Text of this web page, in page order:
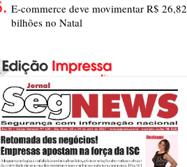
E-commerce deve movimentar R$ 26,82
bilhões no Natal